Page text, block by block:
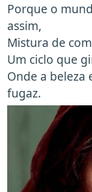
Porque o
assim,
Mistura de
Um ciclo que
Onde a beleza
fugaz.